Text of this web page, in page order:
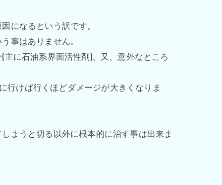
になるという訳です。
事はありません。
に石油系界面活性剤)、又、意外なところ
行けば行くほどダメージが大きくなりま
まうと切る以外に根本的に治す事は出来ま